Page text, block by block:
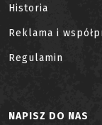
Historia
Reklama i
Regulamin
NAPISZ DO NAS